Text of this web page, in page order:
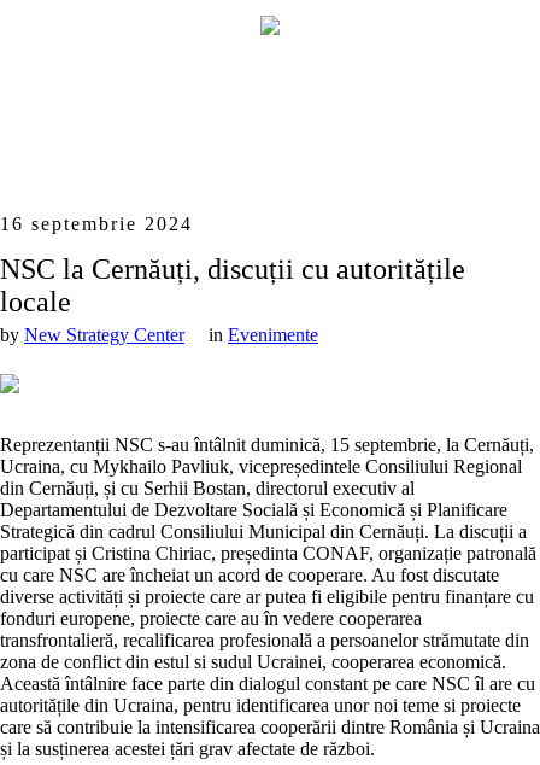
16 septembrie 2024
NSC la Cernăuți, discuții cu autoritățile
locale
by New Strategy Center in Evenimente
Reprezentanții NSC s-au întâlnit duminică, 15 septembrie, la Cernăuți,
Ucraina, cu Mykhailo Pavliuk, vicepreședintele Consiliului Regional
din Cernăuți, și cu Serhii Bostan, directorul executiv al
Departamentului de Dezvoltare Socială și Economică și Planificare
Strategică din cadrul Consiliului Municipal din Cernăuți. La discuții a
participat și Cristina Chiriac, președinta CONAF, organizație patronală
cu care NSC are încheiat un acord de cooperare. Au fost discutate
diverse activități și proiecte care ar putea fi eligibile pentru finanțare cu
fonduri europene, proiecte care au în vedere cooperarea
transfrontalieră, recalificarea profesională a persoanelor strămutate din
zona de conflict din estul si sudul Ucrainei, cooperarea economică.
Această întâlnire face parte din dialogul constant pe care NSC îl are cu
autoritățile din Ucraina, pentru identificarea unor noi teme si proiecte
care să contribuie la intensificarea cooperării dintre România și Ucraina
și la susținerea acestei țări grav afectate de război.